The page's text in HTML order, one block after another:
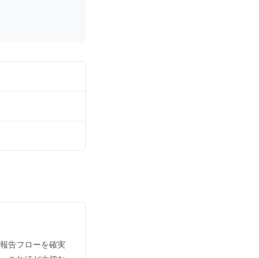
告フローを確実